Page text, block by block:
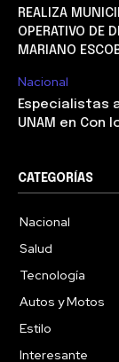
REALIZA
OPERATIVO DE
MARIANO
Nacional
Especialistas
UNAM en Con
CATEGORÍAS
Nacional
Salud
Tecnología
Autos y Motos
Estilo
Interesante